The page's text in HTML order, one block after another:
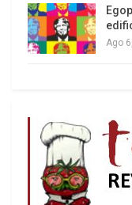
fotos, videos,
esas
A su vez,
esos análisis
mejor postor
Ago